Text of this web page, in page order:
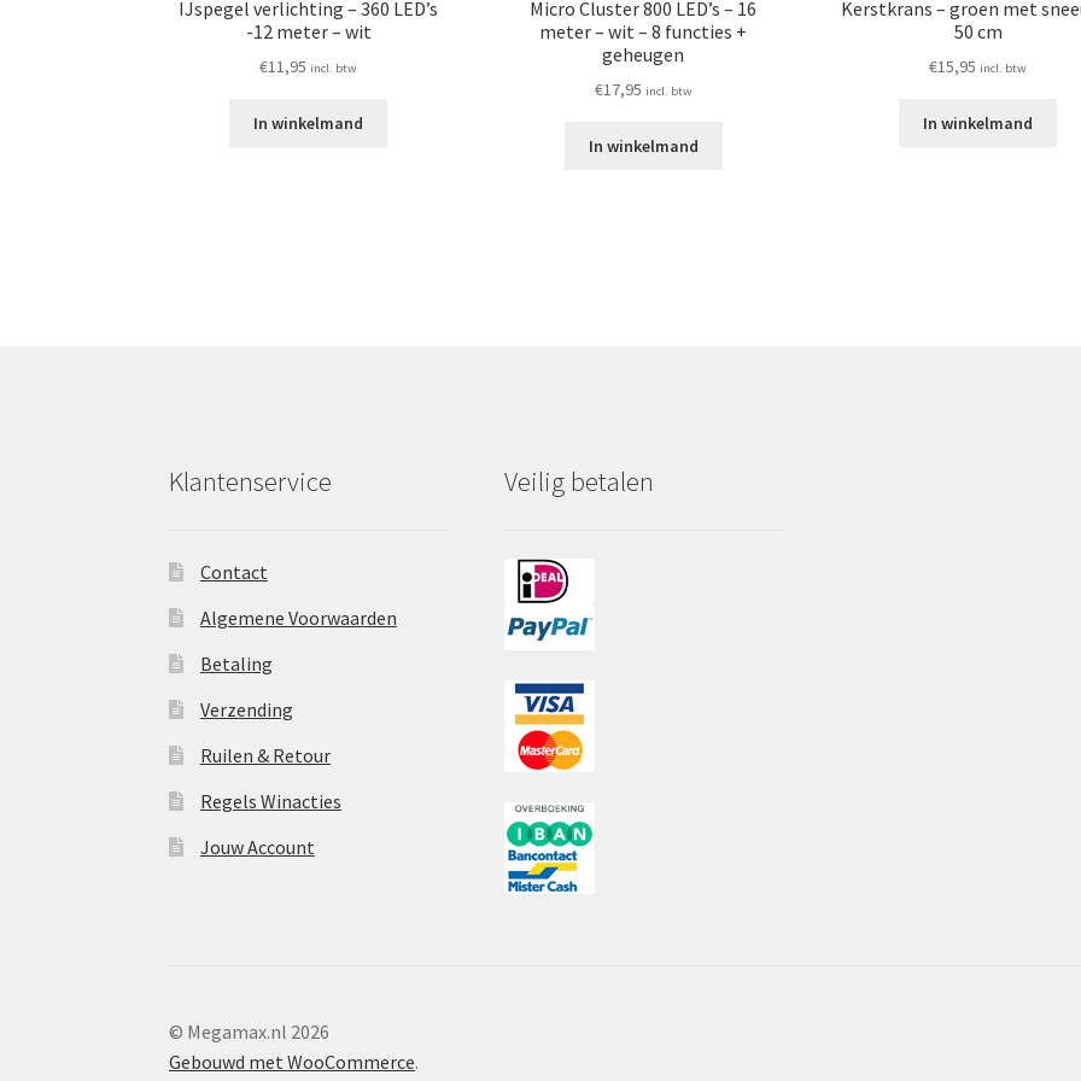
IJspegel verlichting – 360 LED’s
-12 meter – wit
€11,95 incl. btw
In winkelmand
Micro Cluster 800 LED’s – 16
meter – wit – 8 functies +
geheugen
€17,95 incl. btw
In winkelmand
Kerstkrans – groen met
50 cm
€15,95 incl. btw
In winkelmand
Klantenservice
Contact
Algemene Voorwaarden
Betaling
Verzending
Ruilen & Retour
Regels Winacties
Jouw Account
Veilig betalen
© Megamax.nl 2026
Gebouwd met WooCommerce.